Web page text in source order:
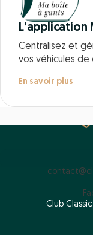
L’application
Centralisez et
vos véhicules de
En savoir plus
Club